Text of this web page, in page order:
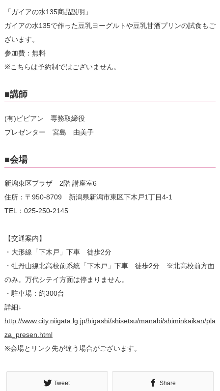
「ガイアの水135商品説明」
ガイアの水135で作った豆乳ヨーグルトや豆乳甘酒プリンの試食もご
ざいます。
参加費：無料
※こちらは予約制ではございません。
■講師
(有)ビビアン 専務取締役
プレゼンター 宮島 由美子
■会場
新潟東区プラザ 2階 講座室6
住所：〒950-8709 新潟県新潟市東区下木戸1丁目4-1
TEL：025-250-2145
【交通案内】
・大形線「下木戸」下車 徒歩2分
・牡丹山線北高校前系統「下木戸」下車 徒歩2分 ※北高校前方面
のみ。万代シテイ方面は停まりません。
・駐車場：約300台
詳細↓
http://www.city.niigata.lg.jp/higashi/shisetsu/manabi/shiminkaikan/pla
za_presen.html
※会場とリンク先が違う場合がございます。
Tweet Share